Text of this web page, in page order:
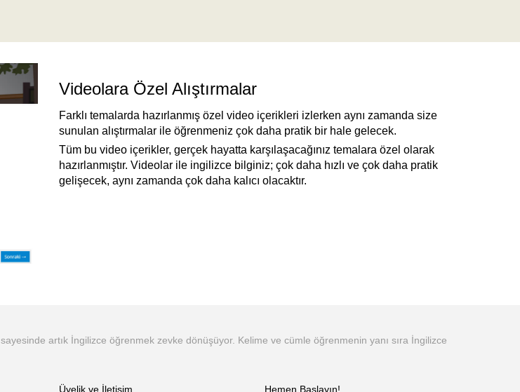
Videolara Özel Alıştırmalar
Farklı temalarda hazırlanmış özel video içerikleri izlerken aynı zamanda size
sunulan alıştırmalar ile öğrenmeniz çok daha pratik bir hale gelecek.
Tüm bu video içerikler, gerçek hayatta karşılaşacağınız temalara özel olarak
hazırlanmıştır. Videolar ile ingilizce bilginiz; çok daha hızlı ve çok daha pratik
gelişecek, aynı zamanda çok daha kalıcı olacaktır.
sayesinde artık İngilizce öğrenmek zevke dönüşüyor. Kelime ve cümle öğrenmenin yanı sıra İngilizce
Üyelik ve İletişim Hemen Başlayın!